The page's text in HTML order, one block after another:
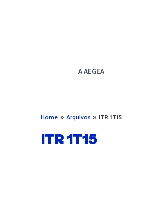
A AEGEA
Home » Arquivos » ITR 1T15
ITR 1T15